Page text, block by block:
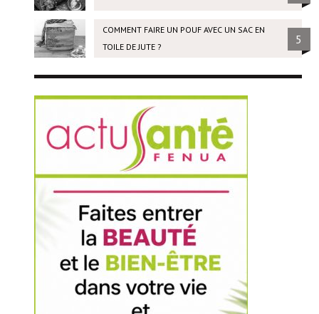
COMMENT FAIRE UN POUF AVEC UN SAC EN
TOILE DE JUTE ?
5